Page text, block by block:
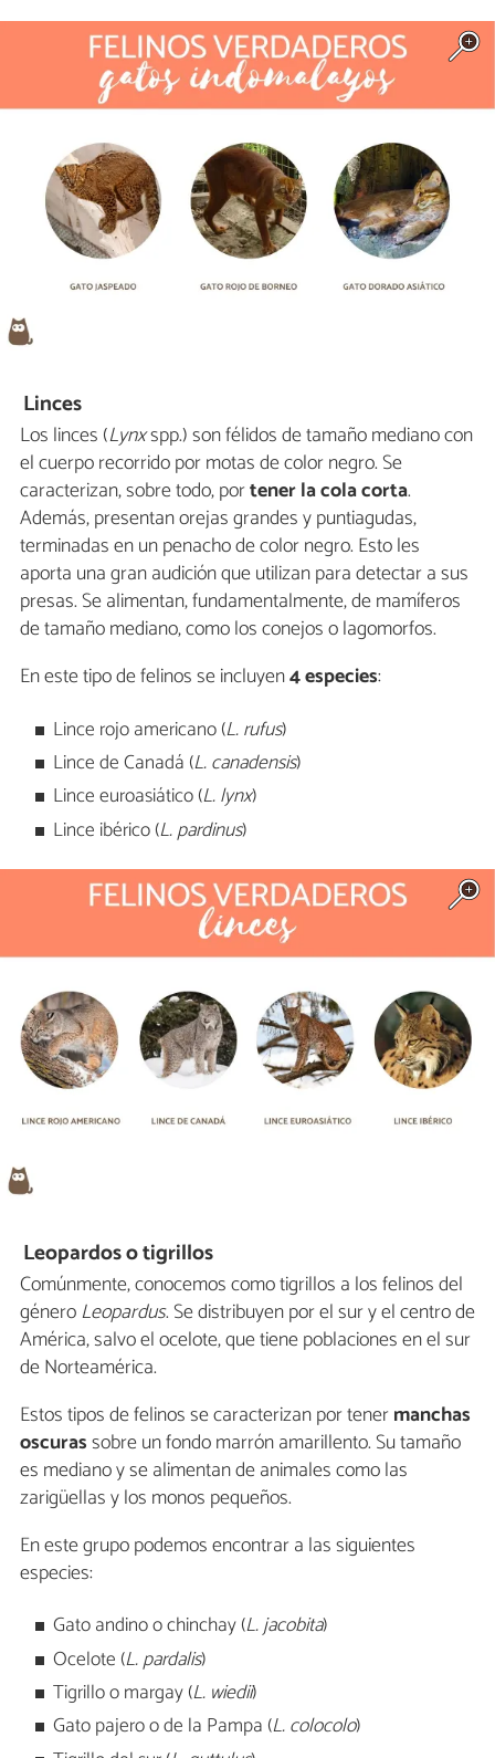
Linces
Los linces (Lynxspp.) son félidos de tamaño mediano con
el cuerpo recorrido por motas de color negro. Se
caracterizan, sobre todo, portener la cola corta.
Además, presentan orejas grandes y puntiagudas,
terminadas en un penacho de color negro. Esto les
aporta una gran audición que utilizan para detectar a sus
presas. Se alimentan, fundamentalmente, de mamíferos
de tamaño mediano, como los conejos o lagomorfos.
En este tipo de felinos se incluyen4 especies:
Lince rojo americano (L. rufus)
Lince de Canadá (L. canadensis)
Lince euroasiático (L. lynx)
Lince ibérico (L. pardinus)
Leopardos o tigrillos
Comúnmente, conocemos como tigrillos a los felinos del
géneroLeopardus. Se distribuyen por el sur y el centro de
América, salvo el ocelote, que tiene poblaciones en el sur
de Norteamérica.
Estos tipos de felinos se caracterizan por tenermanchas
oscurassobre un fondo marrón amarillento. Su tamaño
es mediano y se alimentan de animales como las
zarigüellas y los monos pequeños.
En este grupo podemos encontrar a las siguientes
especies:
Gato andino o chinchay (L. jacobita)
Ocelote (L. pardalis)
Tigrillo o margay (L. wiedii)
Gato pajero o de la Pampa (L. colocolo)